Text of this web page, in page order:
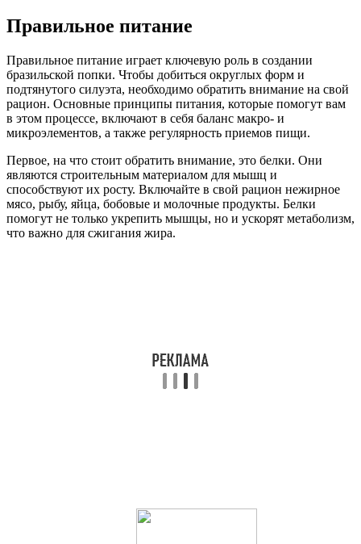
Правильное питание
Правильное питание играет ключевую роль в создании
бразильской попки. Чтобы добиться округлых форм и
подтянутого силуэта, необходимо обратить внимание на свой
рацион. Основные принципы питания, которые помогут вам
в этом процессе, включают в себя баланс макро- и
микроэлементов, а также регулярность приемов пищи.
Первое, на что стоит обратить внимание, это белки. Они
являются строительным материалом для мышц и
способствуют их росту. Включайте в свой рацион нежирное
мясо, рыбу, яйца, бобовые и молочные продукты. Белки
помогут не только укрепить мышцы, но и ускорят метаболизм,
что важно для сжигания жира.